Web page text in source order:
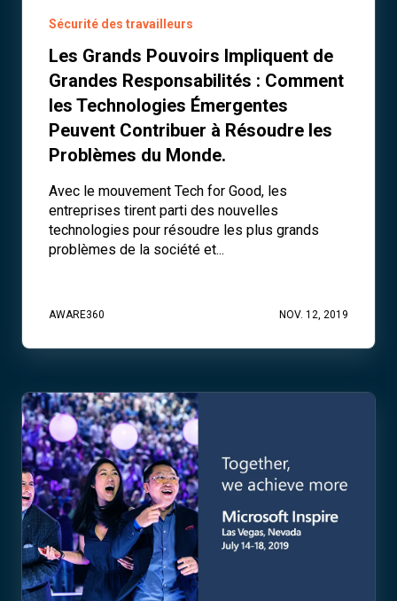
Sécurité des travailleurs
Les Grands Pouvoirs Impliquent de
Grandes Responsabilités : Comment
les Technologies Émergentes
Peuvent Contribuer à Résoudre les
Problèmes du Monde.
Avec le mouvement Tech for Good, les
entreprises tirent parti des nouvelles
technologies pour résoudre les plus grands
problèmes de la société et...
AWARE360 NOV. 12, 2019